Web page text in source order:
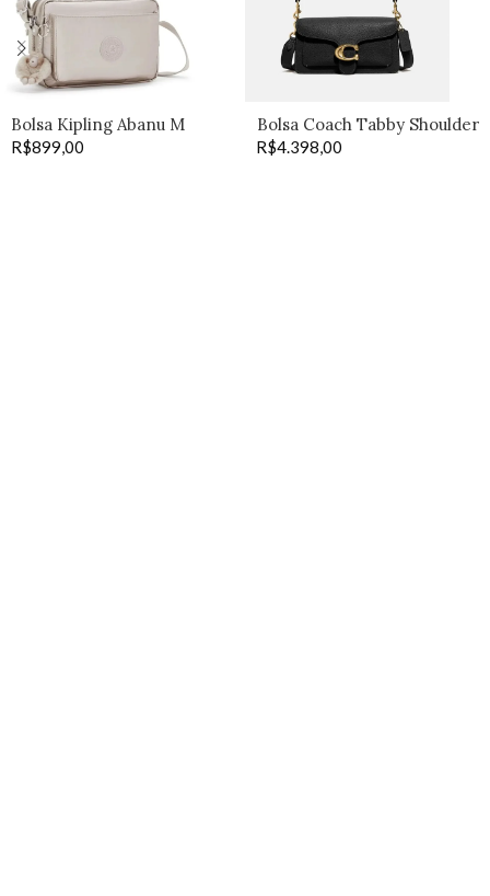
Bolsa Kipling Abanu M
R$899,00
Bolsa Coach Tabby Shoulder
26 preta
R$4.398,00